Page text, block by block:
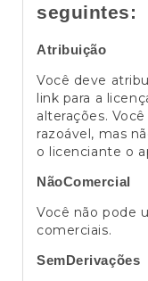
seguintes:
Atribuição
Você deve
link para a
alterações.
razoável, mas
o licenciante o
NãoComercial
Você não pode
comerciais.
SemDerivações